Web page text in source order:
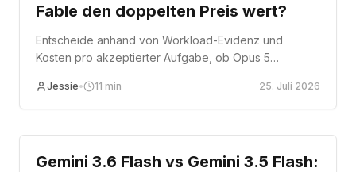
Fable den doppelten Preis wert?
Entscheide anhand von Workload-Evidenz und
Kosten pro akzeptierter Aufgabe, ob Opus 5
werden.
Jessie• 11 min 25. Juli 2026
Comparison
Gemini 3.6 Flash vs Gemini 3.5 Flash: